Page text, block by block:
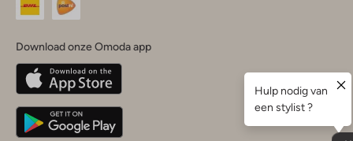
Nederland
Belgique(Français)
Deutschland
Download onze Omoda app